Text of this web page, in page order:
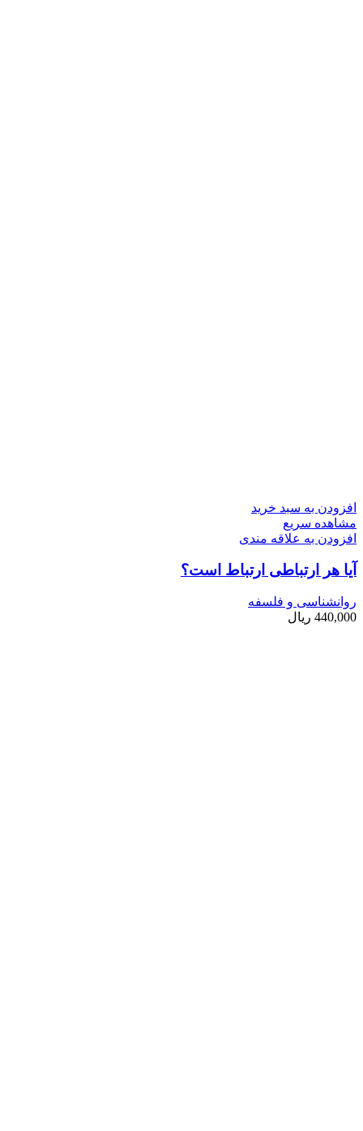
افزودن به سبد خرید
مشاهده سریع
افزودن به علاقه مندی
آیا هر ارتباطی ارتباط است؟
روانشناسی و فلسفه
440,000 ریال